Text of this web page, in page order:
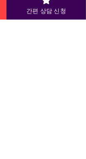
간편 상담 신청